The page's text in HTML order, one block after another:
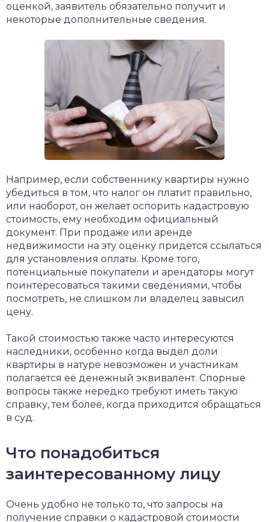
оценкой, заявитель обязательно получит и
некоторые дополнительные сведения.
Например, если собственнику квартиры нужно
убедиться в том, что налог он платит правильно,
или наоборот, он желает оспорить кадастровую
стоимость, ему необходим официальный
документ. При продаже или аренде
недвижимости на эту оценку придётся ссылаться
для установления оплаты. Кроме того,
потенциальные покупатели и арендаторы могут
поинтересоваться такими сведениями, чтобы
посмотреть, не слишком ли владелец завысил
цену.
Такой стоимостью также часто интересуются
наследники, особенно когда выдел доли
квартиры в натуре невозможен и участникам
полагается её денежный эквивалент. Спорные
вопросы также нередко требуют иметь такую
справку, тем более, когда приходится обращаться
в суд.
Что понадобиться
заинтересованному лицу
Очень удобно не только то, что запросы на
получение справки о кадастровой стоимости